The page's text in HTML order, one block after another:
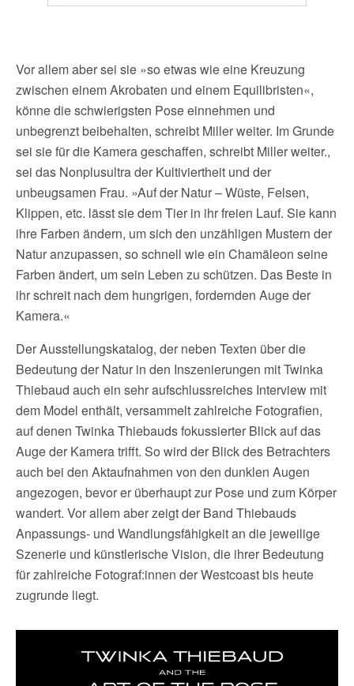
Vor allem aber sei sie »so etwas wie eine Kreuzung
zwischen einem Akrobaten und einem Equilibristen«,
könne die schwierigsten Pose einnehmen und
unbegrenzt beibehalten, schreibt Miller weiter. Im Grunde
sei sie für die Kamera geschaffen, schreibt Miller weiter.,
sei das Nonplusultra der Kultiviertheit und der
unbeugsamen Frau. »Auf der Natur – Wüste, Felsen,
Klippen, etc. lässt sie dem Tier in ihr freien Lauf. Sie kann
ihre Farben ändern, um sich den unzähligen Mustern der
Natur anzupassen, so schnell wie ein Chamäleon seine
Farben ändert, um sein Leben zu schützen. Das Beste in
ihr schreit nach dem hungrigen, fordernden Auge der
Kamera.«
Der Ausstellungskatalog, der neben Texten über die
Bedeutung der Natur in den Inszenierungen mit Twinka
Thiebaud auch ein sehr aufschlussreiches Interview mit
dem Model enthält, versammelt zahlreiche Fotografien,
auf denen Twinka Thiebauds fokussierter Blick auf das
Auge der Kamera trifft. So wird der Blick des Betrachters
auch bei den Aktaufnahmen von den dunklen Augen
angezogen, bevor er überhaupt zur Pose und zum Körper
wandert. Vor allem aber zeigt der Band Thiebauds
Anpassungs- und Wandlungsfähigkeit an die jeweilige
Szenerie und künstlerische Vision, die ihrer Bedeutung
für zahlreiche Fotograf:innen der Westcoast bis heute
zugrunde liegt.